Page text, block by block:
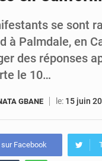
se sont
à Palmdale, en
des réponses
le 10…
GBANE le: 15 juin
sur Facebook